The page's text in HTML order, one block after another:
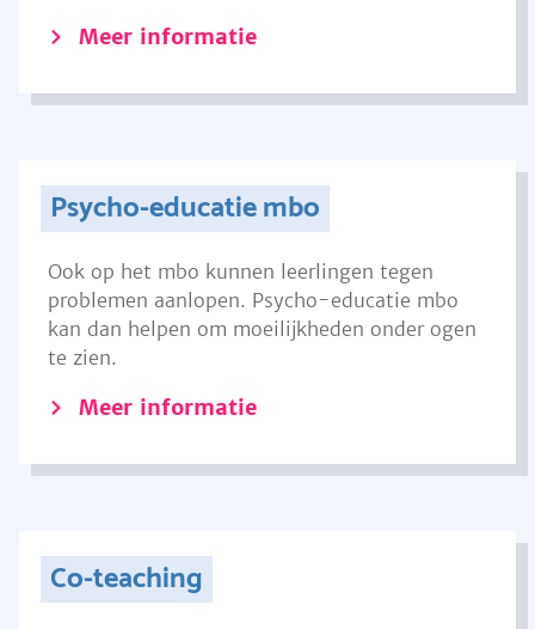
Meer informatie
Psycho-educatie mbo
Ook op het mbo kunnen leerlingen tegen
problemen aanlopen. Psycho-educatie mbo
kan dan helpen om moeilijkheden onder ogen
te zien.
Meer informatie
Co-teaching